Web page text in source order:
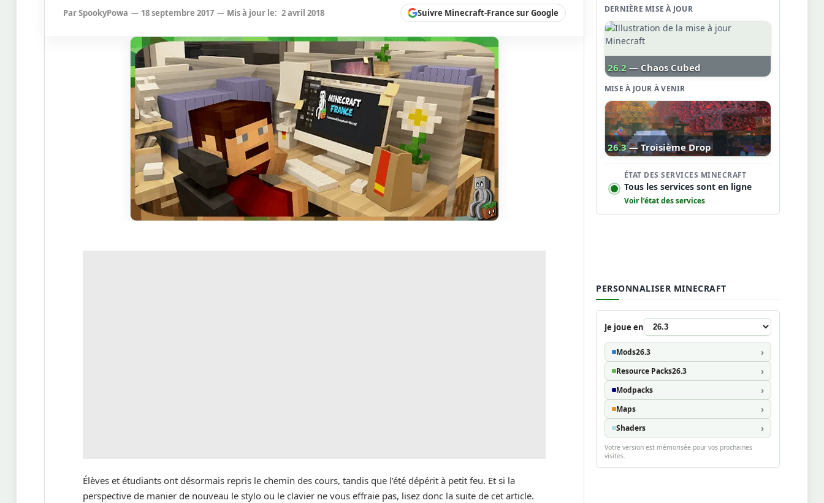
ParSpookyPowa 18 septembre 2017 Mis à jour le: 2 avril 2018 Suivre Minecraft-France sur Google
Élèves et étudiants ont désormais repris le chemin des cours, tandis que l’été dépérit à petit feu. Et si la
perspective de manier de nouveau le stylo ou le clavier ne vous effraie pas, lisez donc la suite de cet article.
DERNIÈRE MISE À JOUR
26.2 — Chaos Cubed
MISE À JOUR À VENIR
26.3 — Troisième Drop
ÉTAT DES SERVICES MINECRAFT
Tous les services sont en ligne
Voir l’état des services
PERSONNALISER MINECRAFT
Je joue en
Mods26.3
Resource Packs26.3
Modpacks
Maps
Shaders
Votre version est mémorisée pour vos prochaines
visites.